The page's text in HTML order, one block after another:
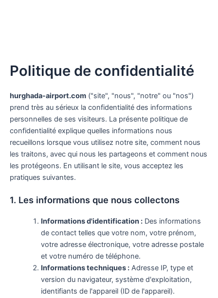
Politique de confidentialité
hurghada-airport.com ("site", "nous", "notre" ou "nos")
prend très au sérieux la confidentialité des informations
personnelles de ses visiteurs. La présente politique de
confidentialité explique quelles informations nous
recueillons lorsque vous utilisez notre site, comment nous
les traitons, avec qui nous les partageons et comment nous
les protégeons. En utilisant le site, vous acceptez les
pratiques suivantes.
1. Les informations que nous collectons
Informations d'identification :Des informations
de contact telles que votre nom, votre prénom,
votre adresse électronique, votre adresse postale
et votre numéro de téléphone.
Informations techniques :Adresse IP, type et
version du navigateur, système d'exploitation,
identifiants de l'appareil (ID de l'appareil).